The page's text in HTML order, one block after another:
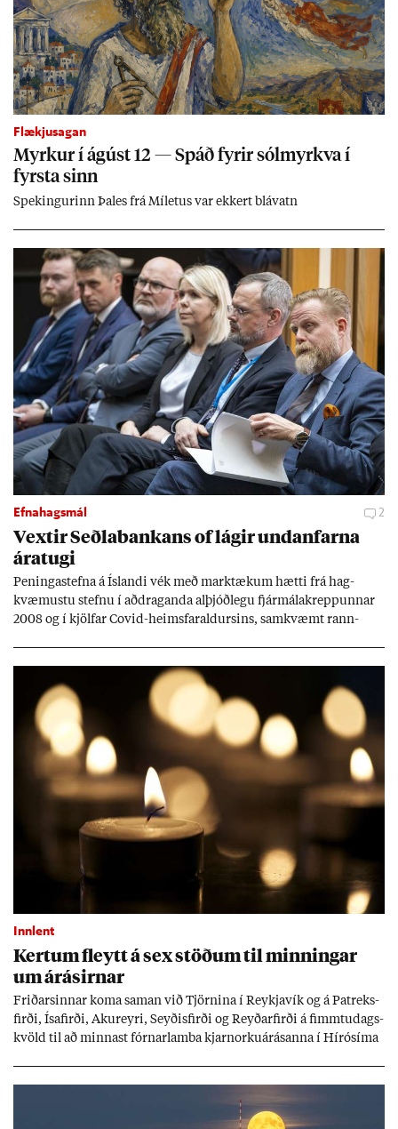
Flækjusagan
Myrk­ur í ág­úst 12 — Spáð fyr­ir sól­myrkva í
fyrsta sinn
Spek­ing­ur­inn Þa­les frá Míletus var ekk­ert blá­vatn
Efnahagsmál 2
Vext­ir Seðla­bank­ans of lág­ir und­an­farna
ára­tugi
Pen­inga­stefna á Ís­landi vék með mark­tæk­um hætti frá hag­
kvæm­ustu stefnu í að­drag­anda al­þjóð­legu fjár­málakrepp­unn­ar
2008 og í kjöl­far Covid-heims­far­ald­urs­ins, sam­kvæmt rann­
Innlent
Kert­um fleytt á sex stöð­um til minn­ing­ar
um árás­irn­ar
Frið­arsinn­ar koma sam­an við Tjörn­ina í Reykja­vík og á Pat­reks­
firði, Ísa­firði, Ak­ur­eyri, Seyð­is­firði og Reyð­ar­firði á fimmtu­dags­
kvöld til að minn­ast fórn­ar­lamba kjarn­orku­árás­anna í Hírósíma